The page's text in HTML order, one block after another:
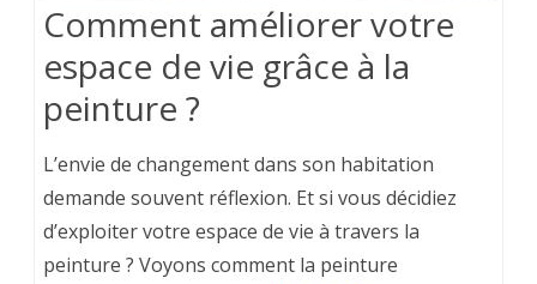
Comment améliorer votre
espace de vie grâce à la
peinture ?
L’envie de changement dans son habitation
demande souvent réflexion. Et si vous décidiez
d’exploiter votre espace de vie à travers la
peinture ? Voyons comment la peinture